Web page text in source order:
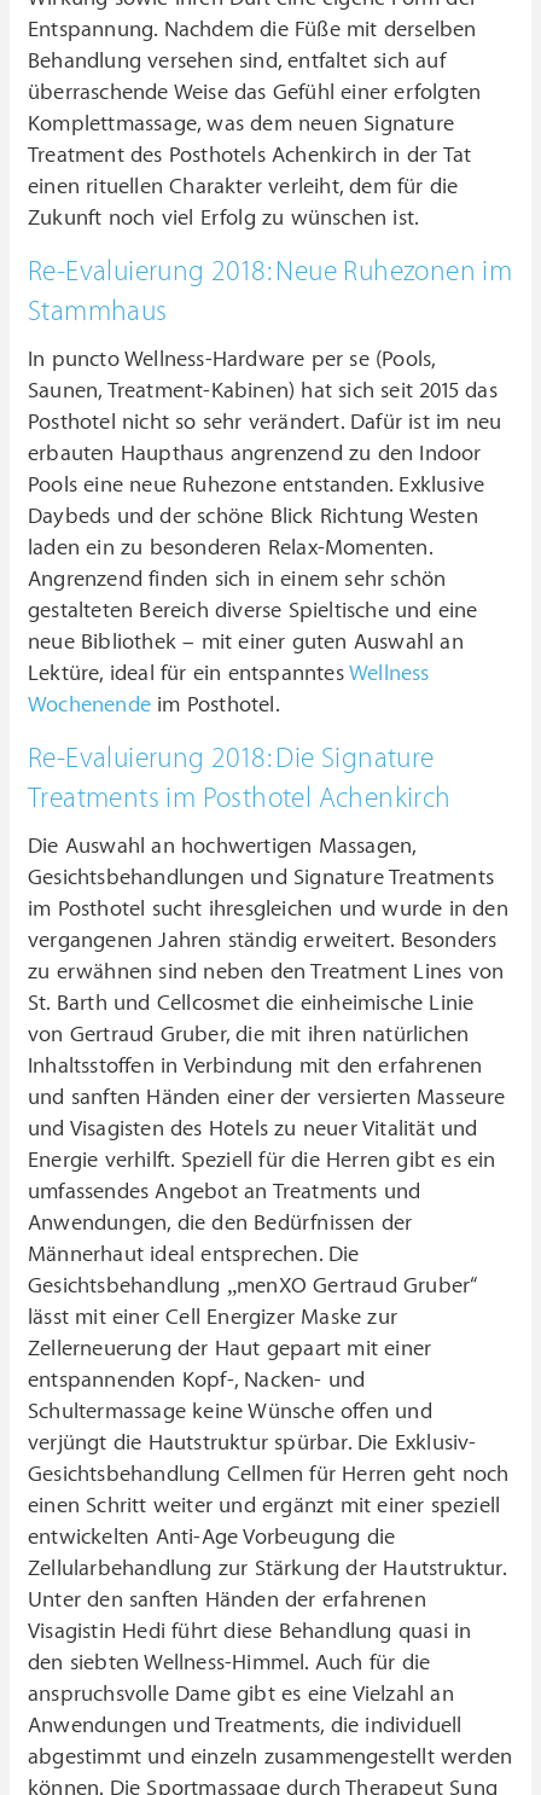
Entspannung. Nachdem die Füße mit derselben
Behandlung versehen sind, entfaltet sich auf
überraschende Weise das Gefühl einer erfolgten
Komplettmassage, was dem neuen Signature
Treatment des Posthotels Achenkirch in der Tat
einen rituellen Charakter verleiht, dem für die
Zukunft noch viel Erfolg zu wünschen ist.
Re-Evaluierung 2018: Neue Ruhezonen im
Stammhaus
In puncto Wellness-Hardware per se (Pools,
Saunen, Treatment-Kabinen) hat sich seit 2015 das
Posthotel nicht so sehr verändert. Dafür ist im neu
erbauten Haupthaus angrenzend zu den Indoor
Pools eine neue Ruhezone entstanden. Exklusive
Daybeds und der schöne Blick Richtung Westen
laden ein zu besonderen Relax-Momenten.
Angrenzend finden sich in einem sehr schön
gestalteten Bereich diverse Spieltische und eine
neue Bibliothek – mit einer guten Auswahl an
Lektüre, ideal für ein entspanntesWellness
Wochenende im Posthotel.
Re-Evaluierung 2018: Die Signature
Treatments im Posthotel Achenkirch
Die Auswahl an hochwertigen Massagen,
Gesichtsbehandlungen und Signature Treatments
im Posthotel sucht ihresgleichen und wurde in den
vergangenen Jahren ständig erweitert. Besonders
zu erwähnen sind neben den Treatment Lines von
St. Barth und Cellcosmet die einheimische Linie
von Gertraud Gruber, die mit ihren natürlichen
Inhaltsstoffen in Verbindung mit den erfahrenen
und sanften Händen einer der versierten Masseure
und Visagisten des Hotels zu neuer Vitalität und
Energie verhilft. Speziell für die Herren gibt es ein
umfassendes Angebot an Treatments und
Anwendungen, die den Bedürfnissen der
Männerhaut ideal entsprechen. Die
Gesichtsbehandlung „menXO Gertraud Gruber“
lässt mit einer Cell Energizer Maske zur
Zellerneuerung der Haut gepaart mit einer
entspannenden Kopf-, Nacken- und
Schultermassage keine Wünsche offen und
verjüngt die Hautstruktur spürbar. Die Exklusiv-
Gesichtsbehandlung Cellmen für Herren geht noch
einen Schritt weiter und ergänzt mit einer speziell
entwickelten Anti-Age Vorbeugung die
Zellularbehandlung zur Stärkung der Hautstruktur.
Unter den sanften Händen der erfahrenen
Visagistin Hedi führt diese Behandlung quasi in
den siebten Wellness-Himmel. Auch für die
anspruchsvolle Dame gibt es eine Vielzahl an
Anwendungen und Treatments, die individuell
abgestimmt und einzeln zusammengestellt werden
können. Die Sportmassage durch Therapeut Sung